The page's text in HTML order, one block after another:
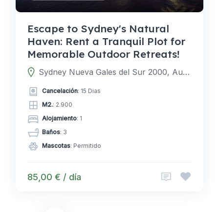
Escape to Sydney's Natural
Haven: Rent a Tranquil Plot for
Memorable Outdoor Retreats!
Sydney Nueva Gales del Sur 2000, Australia
Cancelación: 15 Dias
M2.: 2.900
Alojamiento: 1
Baños: 3
Mascotas: Permitido
85,00 € / día